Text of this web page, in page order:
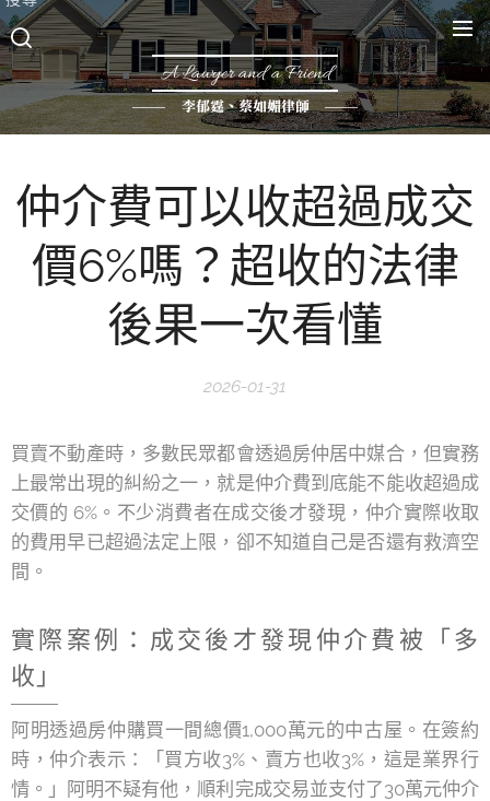
A Lawyer and a Friend
李郁霆、蔡如媚律師
仲介費可以收超過成交
價6%嗎？超收的法律
後果一次看懂
2026-01-31
買賣不動產時，多數民眾都會透過房仲居中媒合，但實務
上最常出現的糾紛之一，就是仲介費到底能不能收超過成
交價的 6%。不少消費者在成交後才發現，仲介實際收取
的費用早已超過法定上限，卻不知道自己是否還有救濟空
間。
實際案例：成交後才發現仲介費被「多
收」
阿明透過房仲購買一間總價1,000萬元的中古屋。在簽約
時，仲介表示：「買方收3%、賣方也收3%，這是業界行
情。」阿明不疑有他，順利完成交易並支付了30萬元仲介